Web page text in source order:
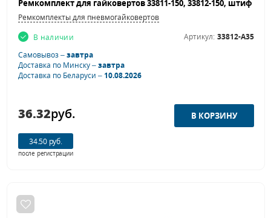
Ремкомплекты для пневмогайковертов
В наличии
Артикул: 33812-A35
Самовывоз –завтра
Доставка по Минску –завтра
Доставка по Беларуси –10.08.2026
36.32руб.
34.50 руб.
после регистрации